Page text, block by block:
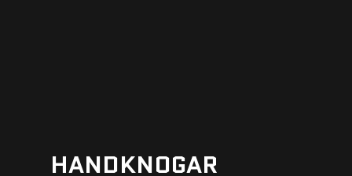
HANDKNOGAR